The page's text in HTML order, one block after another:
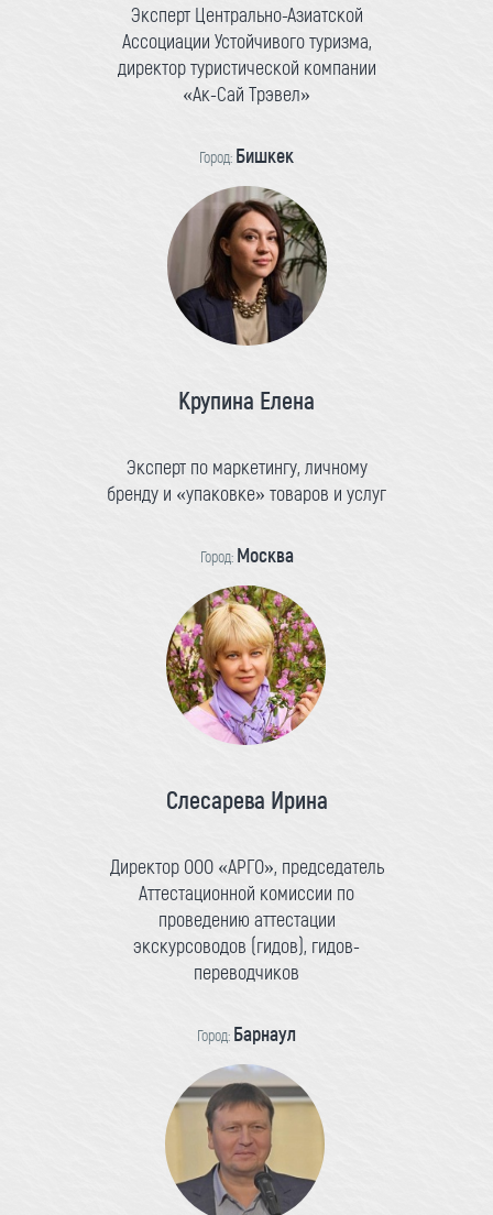
Эксперт Центрально-Азиатской
Ассоциации Устойчивого туризма,
директор туристической компании
«Ак-Сай Трэвел»
Город: Бишкек
Крупина Елена
Эксперт по маркетингу, личному
бренду и «упаковке» товаров и услуг
Город: Москва
Слесарева Ирина
Директор ООО «АРГО», председатель
Аттестационной комиссии по
проведению аттестации
экскурсоводов (гидов), гидов-
переводчиков
Город: Барнаул